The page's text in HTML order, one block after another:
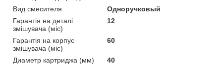
Вид смесителя
Одноручковый
Гарантія на деталі
змішувача (міс)
12
Гарантія на корпус
змішувача (міс)
60
Диаметр картриджа (мм)
40